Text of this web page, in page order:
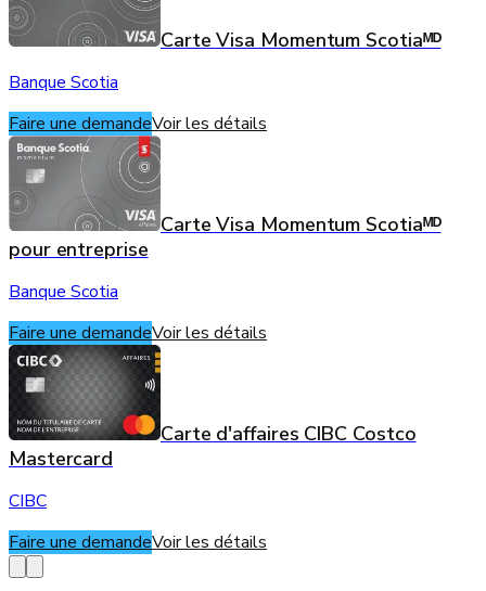
Carte Visa Momentum Scotiaᴹᴰ
Banque Scotia
Faire une demandeVoir les détails
Carte Visa Momentum Scotiaᴹᴰ
pour entreprise
Banque Scotia
Faire une demandeVoir les détails
Carte d'affaires CIBC Costco
Mastercard
CIBC
Faire une demandeVoir les détails